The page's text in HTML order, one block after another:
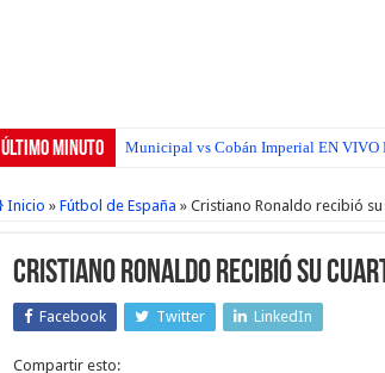
Último Minuto Municipal vs Cobán Imperial EN VIVO
Inicio » Fútbol de España » Cristiano Ronaldo recibió
Cristiano Ronaldo recibió su
Facebook Twitter LinkedIn
Compartir esto: